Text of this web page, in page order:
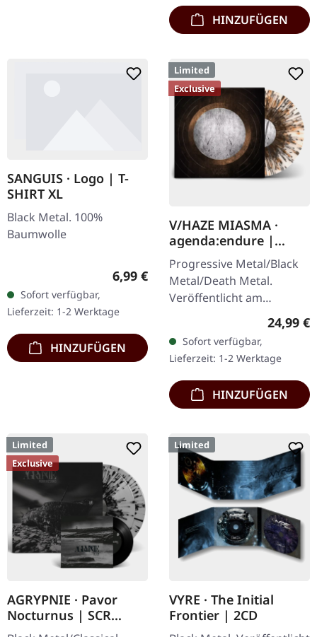
HINZUFÜGEN
SANGUIS · Logo | T-
SHIRT XL
Black Metal. 100%
Baumwolle
Regulärer Preis:
6,99 €
Sofort verfügbar,
Lieferzeit: 1-2 Werktage
HINZUFÜGEN
Limited
Exclusive
V/HAZE MIASMA ·
agenda:endure |
SPLATTER LP
Progressive Metal/Black
Metal/Death Metal.
Veröffentlicht am
08.12.2023, auf Supreme
Chaos Records. SCR
Exklusives Ultra
Clear/Silber/Gold/Schwar
z…
24,99 €
Sofort verfügbar,
Lieferzeit: 1-2 Werktage
HINZUFÜGEN
Limited
Exclusive
AGRYPNIE · Pavor
Nocturnus | SCR
GREY/BLACK SPLATTER
Limited
VYRE · The Initial
Frontier | 2CD